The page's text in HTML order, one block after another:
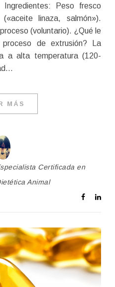
Peso fresco
linaza, salmón»).
(voluntario).​ ¿Qué le
de extrusión? La
a alta temperatura (120-
MÁS
Certificada en
Animal